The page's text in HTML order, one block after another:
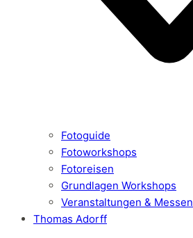
Fotoguide
Fotoworkshops
Fotoreisen
Grundlagen Workshops
Veranstaltungen & Messen
Thomas Adorff